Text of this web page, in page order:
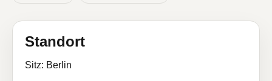
Standort
Sitz: Berlin